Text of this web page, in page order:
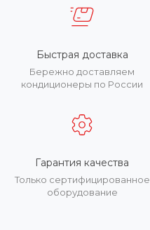
Быстрая доставка
Бережно доставляем
кондиционеры по России
Гарантия качества
Только сертифицированное
оборудование